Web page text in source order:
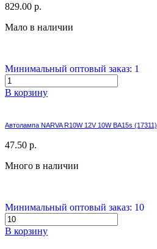
829.00 р.
Мало в наличии
Минимальный оптовый заказ: 1
В корзину
Автолампа NARVA R10W 12V 10W BA15s (17311)
47.50 р.
Много в наличии
Минимальный оптовый заказ: 10
В корзину